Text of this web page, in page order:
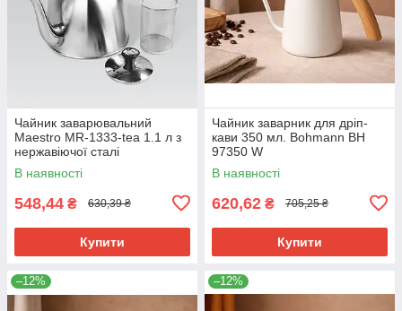
Чайник заварювальний
Maestro MR-1333-tea 1.1 л з
нержавіючої сталі
В наявності
548,44 ₴ 630,39 ₴
Купити
Чайник заварник для дріп-
кави 350 мл. Bohmann BH
97350 W
В наявності
620,62 ₴ 705,25 ₴
Купити
–12% –12%